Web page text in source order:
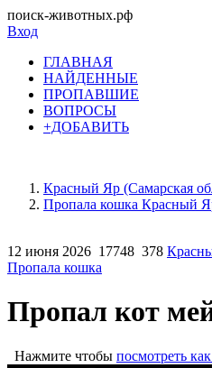
поиск-животных.рф
Вход
ГЛАВНАЯ
НАЙДЕННЫЕ
ПРОПАВШИЕ
ВОПРОСЫ
+ДОБАВИТЬ
Красный Яр (Самарская
Пропала кошка Красный
12 июня 2026 17748 378
Пропала кошка
Пропал кот
Нажмите чтобы посмотреть